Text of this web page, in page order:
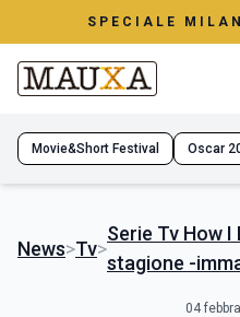
SPECIALE
Movie&Short Festival Oscar
News>Tv>
Serie Tv How
stagione -
04